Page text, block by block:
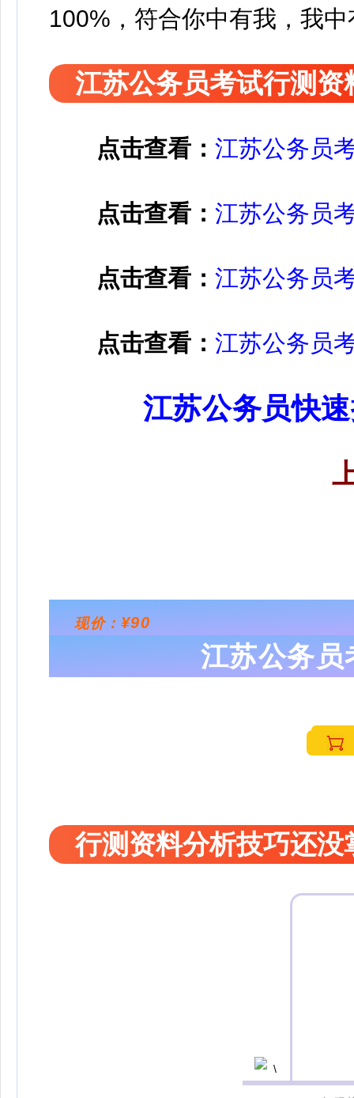
100%，符合你中有我，我中
江苏公务员考试行测资
点击查看： 江苏公务员
点击查看： 江苏公务员
点击查看： 江苏公务员
点击查看： 江苏公务员
江苏公务员快
现价： ¥90
江苏公务员
行测资料分析技巧还